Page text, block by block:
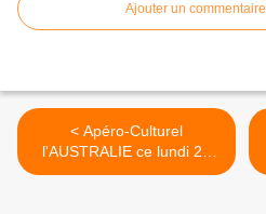
Ajouter un commentaire
< Apéro-Culturel
l'AUSTRALIE ce lundi 24
février 2025 salle BON